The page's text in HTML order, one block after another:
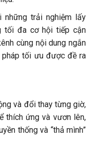
những trải nghiệm lấy
tối đa cơ hội tiếp cận
cùng nội dung ngắn
tối ưu được đề ra
và đổi thay từng giờ,
thích ứng và vươn lên,
thống và “thả mình”